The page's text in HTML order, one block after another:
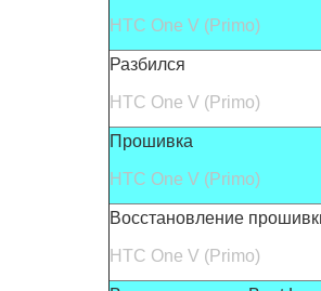
HTC One V (Primo)
Разбился
HTC One V (Primo)
Прошивка
HTC One V (Primo)
Восстановление
HTC One V (Primo)